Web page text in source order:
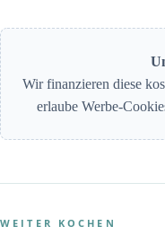
Wir finanzieren diese
erlaube Werbe-
WEITER KOCHEN